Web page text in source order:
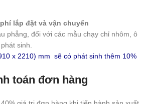
lắp đặt và vận chuyển
phẳng, đối với các mẫu chạy chỉ nhôm, ô
sinh.
x 2210) mm sẽ có phát sinh thêm 10%
toán đơn hàng